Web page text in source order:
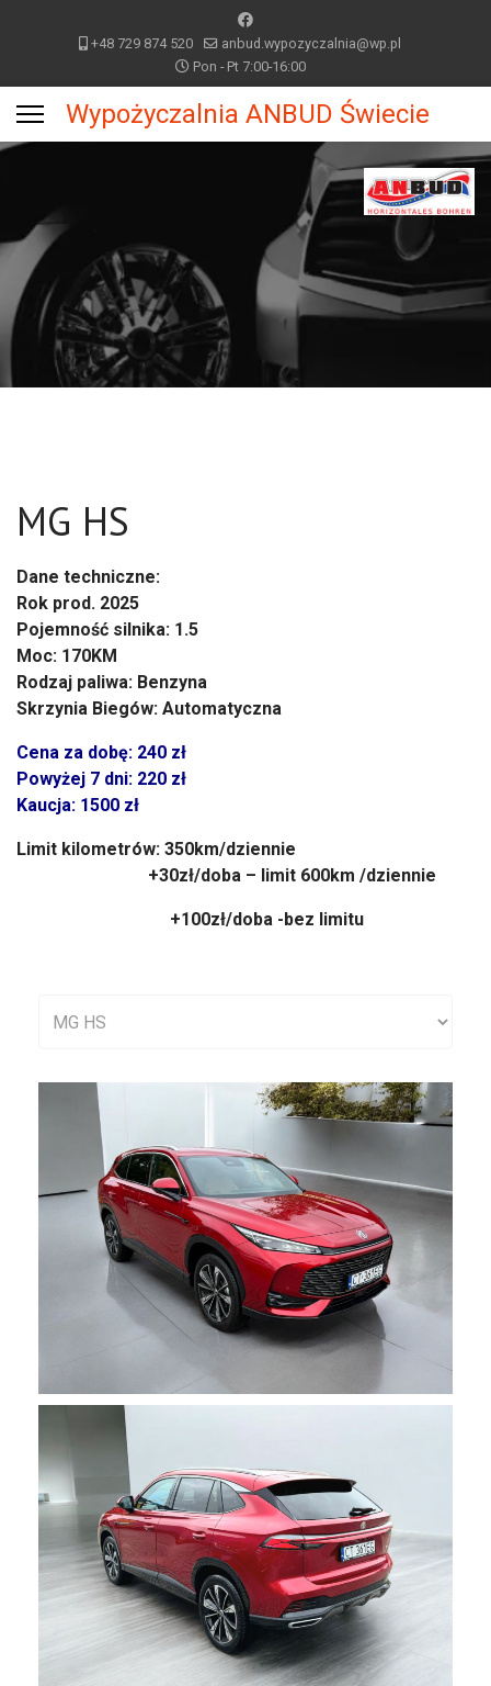
+48 729 874 520
anbud.wypozyczalnia@wp.pl
Pon - Pt 7:00-16:00
Wypożyczalnia ANBUD Świecie
MG HS
Dane techniczne:
Rok prod. 2025
Pojemność silnika: 1.5
Moc: 170KM
Rodzaj paliwa: Benzyna
Skrzynia Biegów: Automatyczna
Cena za dobę: 240 zł
Powyżej 7 dni: 220 zł
Kaucja: 1500 zł
Limit kilometrów: 350km/dziennie
+30zł/doba – limit 600km /dziennie
+100zł/doba -bez limitu